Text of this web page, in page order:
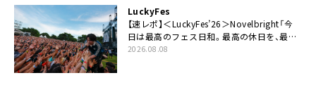
LuckyFes
【速レポ】＜LuckyFes’26＞Novelbright「今
日は最高のフェス日和。最高の休日を、最高
の夏休みを作っていきたい」
2026.08.08